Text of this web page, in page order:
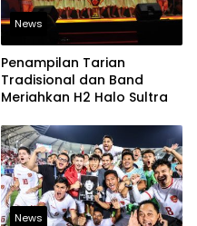
News
Penampilan Tarian
Tradisional dan Band
Meriahkan H2 Halo Sultra
News